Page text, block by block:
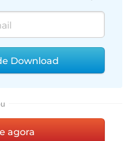
Download
agora